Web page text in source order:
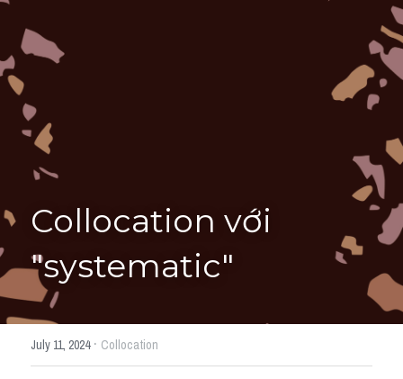
Idioms đồng nghĩa
Idioms trái nghĩa
Antonym
Collocation với
"systematic"
July 11, 2024· Collocation